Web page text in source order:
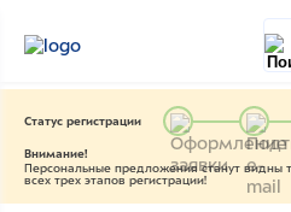
Статус регистрации
Внимание!
Персональные предложения станут видны
всех трех этапов регистрации!